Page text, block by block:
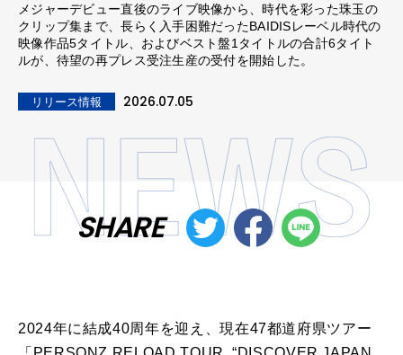
メジャーデビュー直後のライブ映像から、時代を彩った珠玉の
クリップ集まで、長らく入手困難だったBAIDISレーベル時代の
映像作品5タイトル、およびベスト盤1タイトルの合計6タイト
ルが、待望の再プレス受注生産の受付を開始した。
リリース情報 2026.07.05
SHARE
2024年に結成40周年を迎え、現在47都道府県ツアー